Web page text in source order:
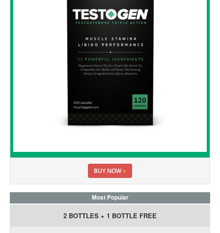
BUY NOW»
Most Popular
2 BOTTLES + 1 BOTTLE FREE